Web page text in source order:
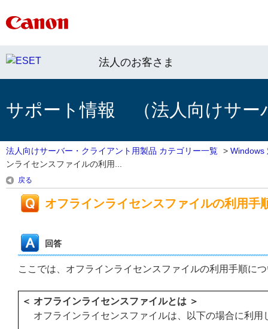
法人のお客さま
サポート情報 （法人向けサー
法人向けサーバー・クライアント用製品 カテゴリー一覧 > Windows
ンライセンスファイルの利用...
戻る
オフラインライセンスファイルの利用手
回答
ここでは、オフラインライセンスファイルの利用手順に
＜ オフラインライセンスファイルとは ＞
オフラインライセンスファイルは、以下の場合に利用